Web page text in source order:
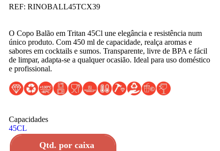
REF: RINOBALL45TCX39
O Copo Balão em Tritan 45Cl une elegância e resistência num
único produto. Com 450 ml de capacidade, realça aromas e
sabores em cocktails e sumos. Transparente, livre de BPA e fácil
de limpar, adapta-se a qualquer ocasião. Ideal para uso doméstico
e profissional.
Capacidades
45CL
Qtd. por caixa